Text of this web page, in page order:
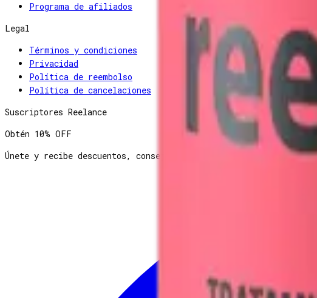
Programa de afiliados
Legal
Términos y condiciones
Privacidad
Política de reembolso
Política de cancelaciones
Suscriptores Reelance
Obtén 10% OFF
Únete y recibe descuentos, consejos y novedades antes que nadie.